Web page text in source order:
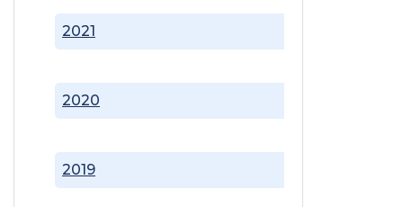
2019
2020
2021